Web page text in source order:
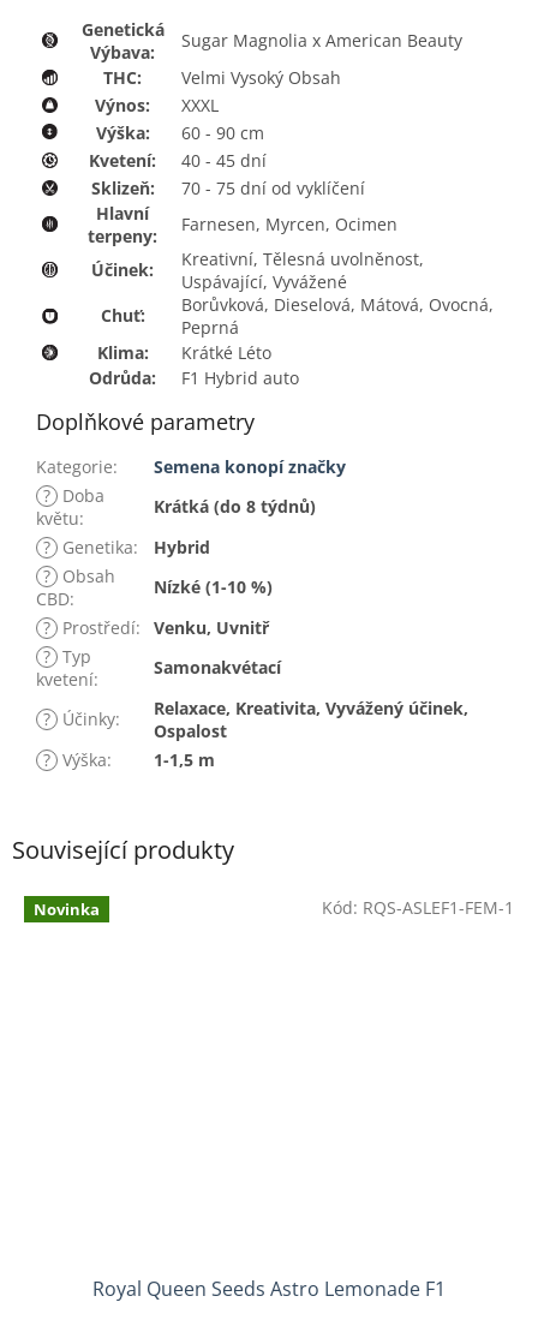
Související produkty
Novinka
Royal Queen Seeds Astro Lemonade F1
Kód: RQS-ASLEF1-FEM-1
Genetická
Výbava:
Sugar Magnolia x American Beauty
THC:
Velmi Vysoký Obsah
Výnos:
XXXL
Výška:
60 - 90 cm
Kvetení:
40 - 45 dní
Sklizeň:
70 - 75 dní od vyklíčení
Hlavní
terpeny:
Farnesen, Myrcen, Ocimen
Účinek:
Kreativní, Tělesná uvolněnost,
Uspávající, Vyvážené
Chuť:
Borůvková, Dieselová, Mátová, Ovocná,
Peprná
Klima:
Krátké Léto
Odrůda:
F1 Hybrid auto
Doplňkové parametry
Kategorie:
Semena konopí značky
? Doba
květu:
Krátká (do 8 týdnů)
? Genetika:
Hybrid
? Obsah
CBD:
Nízké (1-10 %)
? Prostředí:
Venku, Uvnitř
? Typ
kvetení:
Samonakvétací
? Účinky:
Relaxace, Kreativita, Vyvážený účinek,
Ospalost
? Výška: 1-1,5 m